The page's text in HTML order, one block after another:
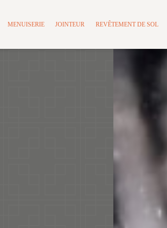
MENUISERIE JOINTEUR REVÊTEMENT DE SOL